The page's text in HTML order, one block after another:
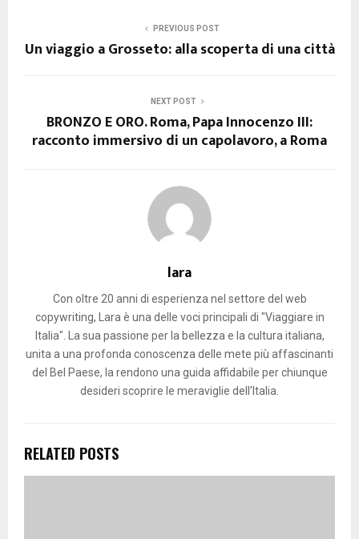
PREVIOUS POST
Un viaggio a Grosseto: alla scoperta di una città
NEXT POST
BRONZO E ORO. Roma, Papa Innocenzo III:
racconto immersivo di un capolavoro, a Roma
lara
Con oltre 20 anni di esperienza nel settore del web
copywriting, Lara è una delle voci principali di "Viaggiare in
Italia". La sua passione per la bellezza e la cultura italiana,
unita a una profonda conoscenza delle mete più affascinanti
del Bel Paese, la rendono una guida affidabile per chiunque
desideri scoprire le meraviglie dell'Italia.
RELATED POSTS